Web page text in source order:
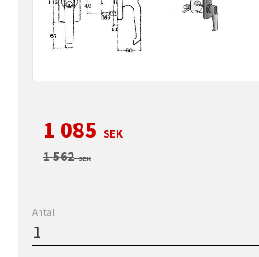
Nedsatt pris:
1 085 SEK
Ordinarie pris:
1 562SEK
Antal